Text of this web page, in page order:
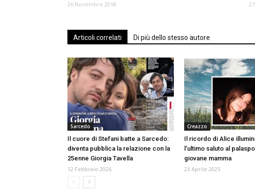
26 Novembre 2018
Articoli correlati Di più dello stesso autore
Sarcedo
Il cuore di Stefani batte a Sarcedo:
diventa pubblica la relazione con la
25enne Giorgia Tavella
12 Febbraio 2026
Creazzo
Il ricordo di Alice
l’ultimo saluto al
giovane mamma
23 Aprile 2025